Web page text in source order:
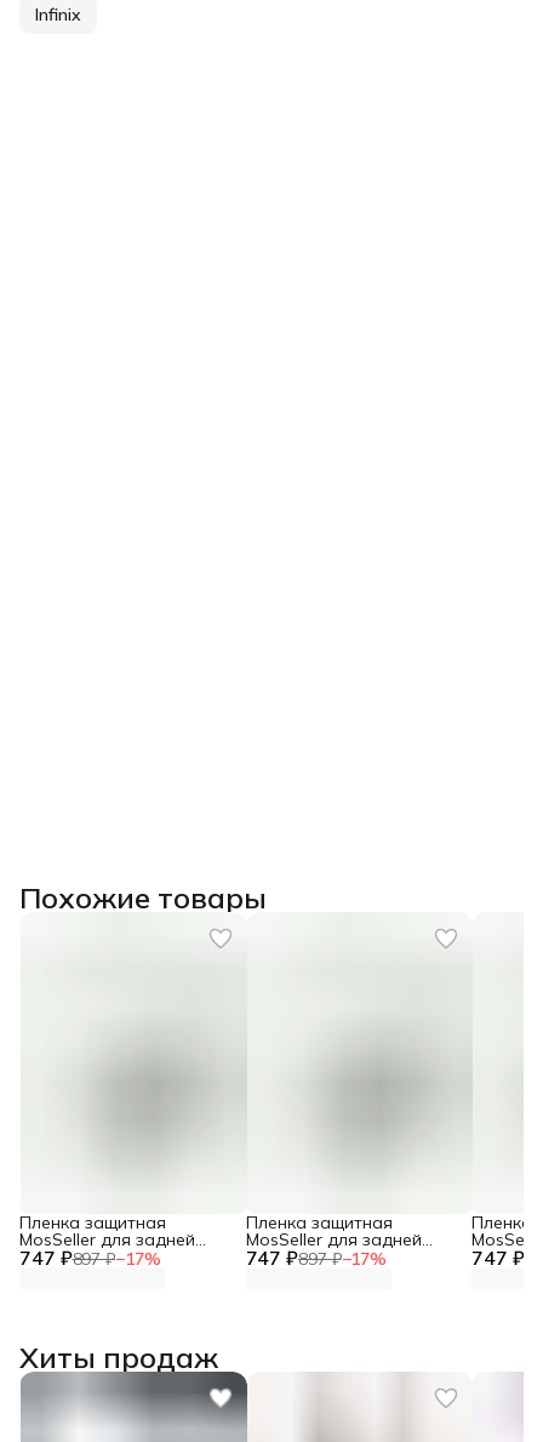
Infinix
Похожие товары
747 ₽897 ₽−17%
Пленка защитная
MosSeller для задней
панели для Infinix Zero 30 747 ₽897 ₽−17%
Пленка защитная
MosSeller для задней
панели для Infinix Note 40 747 ₽
Пленка
панели
Хиты продаж